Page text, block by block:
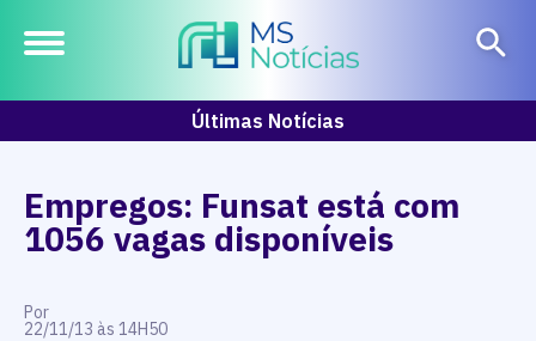
Últimas Notícias
Empregos: Funsat está com
1056 vagas disponíveis
Por
22/11/13 às 14H50